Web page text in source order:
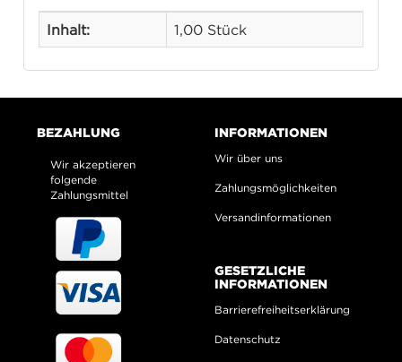
Inhalt: 1,00 Stück
BEZAHLUNG
Wir akzeptieren
folgende
Zahlungsmittel
INFORMATIONEN
Wir über uns
Zahlungsmöglichkeiten
Versandinformationen
GESETZLICHE
INFORMATIONEN
Barrierefreiheitserklärung
Datenschutz